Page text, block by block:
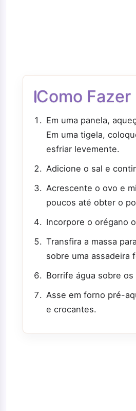
Como Fazer
Em uma panela,
Em uma tigela,
esfriar levemente.
Adicione o sal e
Acrescente o ovo e
poucos até obter o
Incorpore o orégano
Transfira a massa
sobre uma assadeira
Borrife água sobre
Asse em forno pré-
e crocantes.